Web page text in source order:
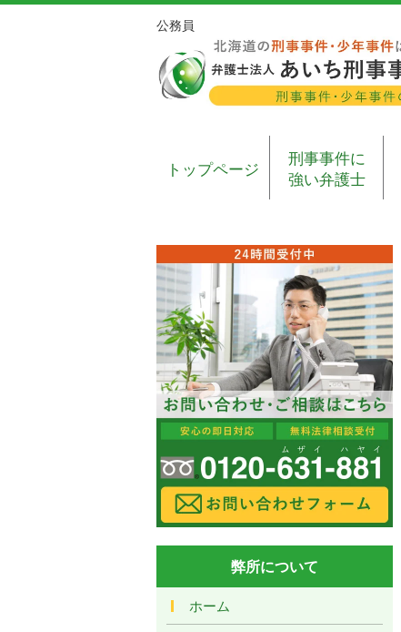
公務員
トップページ
刑事事件に
強い弁護士
弊所について
ホーム